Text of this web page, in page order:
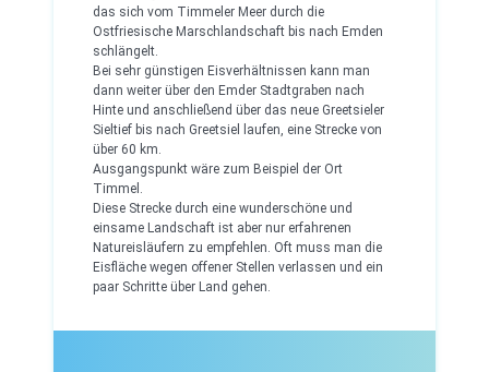
das sich vom Timmeler Meer durch die
Ostfriesische Marschlandschaft bis nach Emden
schlängelt.
Bei sehr günstigen Eisverhältnissen kann man
dann weiter über den Emder Stadtgraben nach
Hinte und anschließend über das neue Greetsieler
Sieltief bis nach Greetsiel laufen, eine Strecke von
über 60 km.
Ausgangspunkt wäre zum Beispiel der Ort
Timmel.
Diese Strecke durch eine wunderschöne und
einsame Landschaft ist aber nur erfahrenen
Natureisläufern zu empfehlen. Oft muss man die
Eisfläche wegen offener Stellen verlassen und ein
paar Schritte über Land gehen.